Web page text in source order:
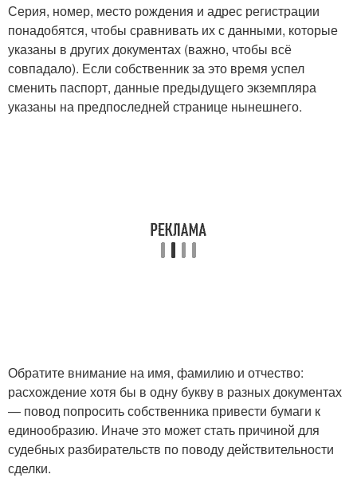
Серия, номер, место рождения и адрес регистрации
понадобятся, чтобы сравнивать их с данными, которые
указаны в других документах (важно, чтобы всё
совпадало). Если собственник за это время успел
сменить паспорт, данные предыдущего экземпляра
указаны на предпоследней странице нынешнего.
Обратите внимание на имя, фамилию и отчество:
расхождение хотя бы в одну букву в разных документах
— повод попросить собственника привести бумаги к
единообразию. Иначе это может стать причиной для
судебных разбирательств по поводу действительности
сделки.